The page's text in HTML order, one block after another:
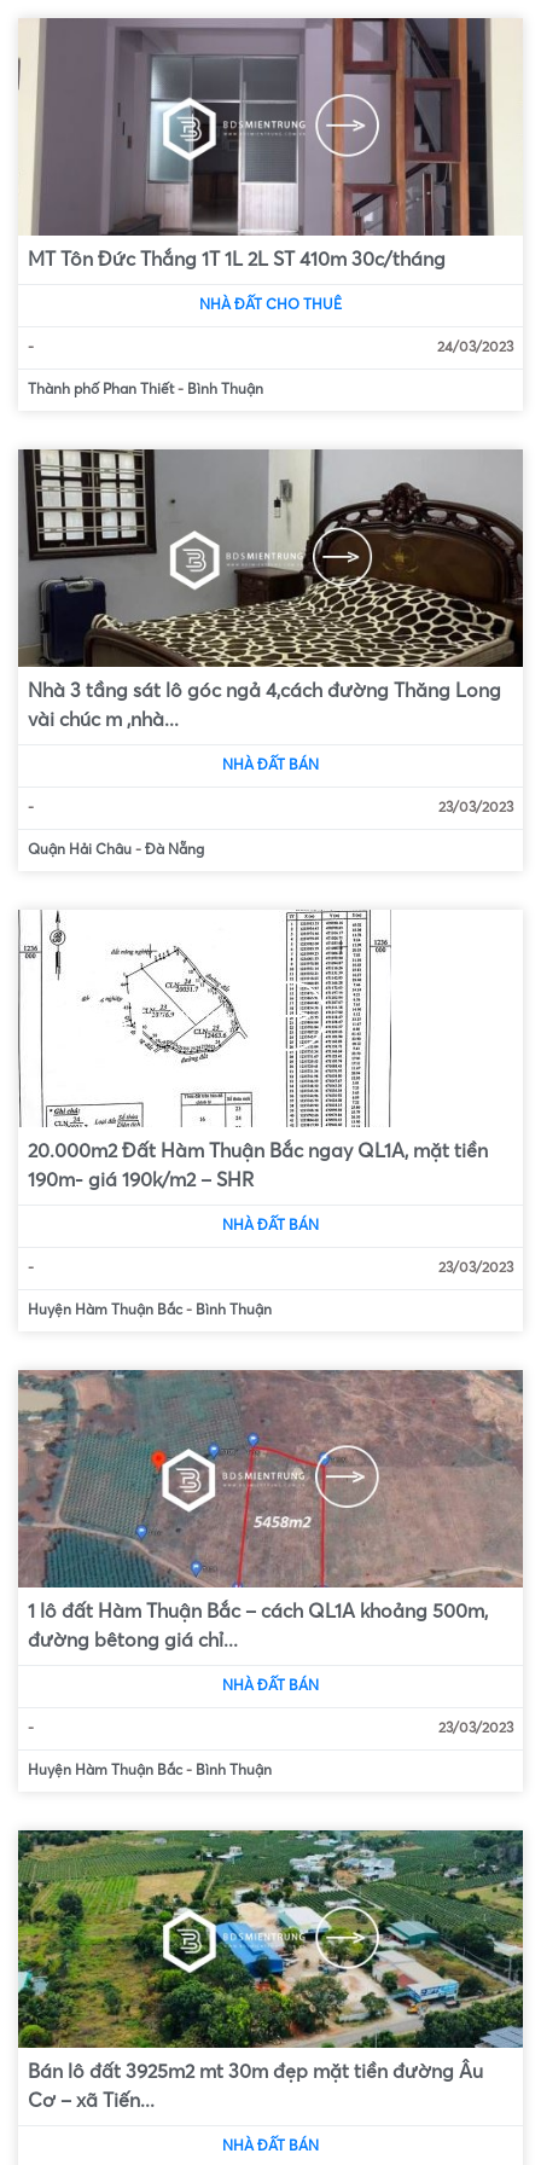
MT Tôn Đức Thắng 1T 1L 2L ST 410m 30c/tháng
NHÀ ĐẤT CHO THUÊ
- 24/03/2023
Thành phố Phan Thiết - Bình Thuận
Nhà 3 tầng sát lô góc ngả 4,cách đường Thăng Long
vài chúc m ,nhà...
NHÀ ĐẤT BÁN
- 23/03/2023
Quận Hải Châu - Đà Nẵng
20.000m2 Đất Hàm Thuận Bắc ngay QL1A, mặt tiền
190m- giá 190k/m2 – SHR
NHÀ ĐẤT BÁN
- 23/03/2023
Huyện Hàm Thuận Bắc - Bình Thuận
1 lô đất Hàm Thuận Bắc – cách QL1A khoảng 500m,
đường bêtong giá chỉ...
NHÀ ĐẤT BÁN
- 23/03/2023
Huyện Hàm Thuận Bắc - Bình Thuận
Bán lô đất 3925m2 mt 30m đẹp mặt tiền đường Âu
Cơ – xã Tiến...
NHÀ ĐẤT BÁN